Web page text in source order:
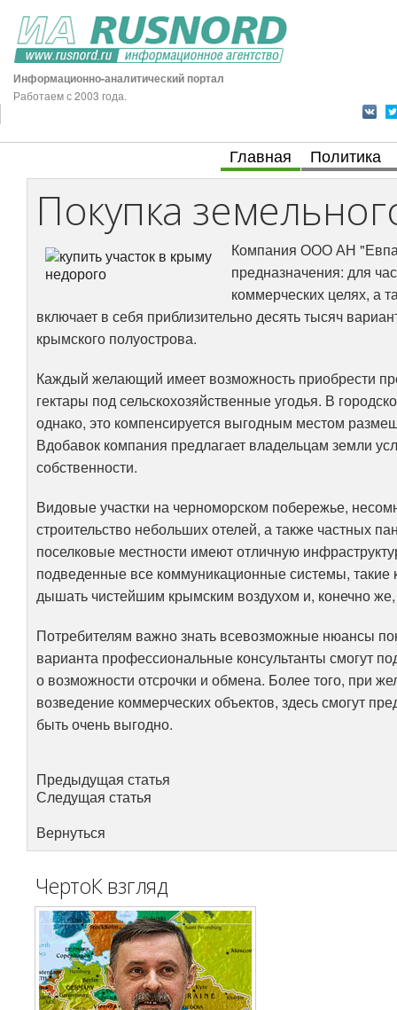
Информационно-аналитический портал
Работаем с 2003 года.
Главная Политика
Покупка
Компания ООО АН
предназначения: для
коммерческих целях, а
включает в себя приблизительно десять тысяч
крымского полуострова.
Каждый желающий имеет возможность приобрести
гектары под сельскохозяйственные угодья. В
однако, это компенсируется выгодным местом
Вдобавок компания предлагает владельцам земли
собственности.
Видовые участки на черноморском побережье,
строительство небольших отелей, а также частных
поселковые местности имеют отличную
подведенные все коммуникационные системы, такие
дышать чистейшим крымским воздухом и, конечно же,
Потребителям важно знать всевозможные нюансы
варианта профессиональные консультанты смогут
о возможности отсрочки и обмена. Более того, при
возведение коммерческих объектов, здесь смогут
быть очень выгодно.
Предыдущая статья
Следущая статья
Вернуться
ЧертоК взгляд